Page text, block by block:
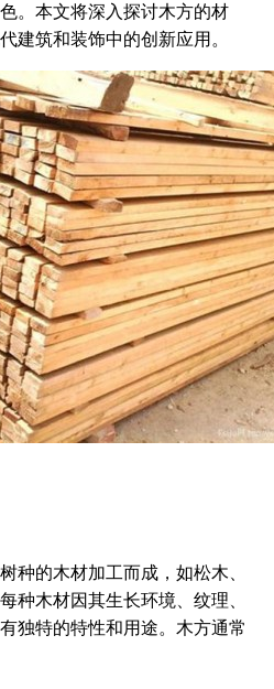
。本文将深入探讨木方的材
建筑和装饰中的创新应用。
种的木材加工而成，如松木、
种木材因其生长环境、纹理、
独特的特性和用途。木方通常